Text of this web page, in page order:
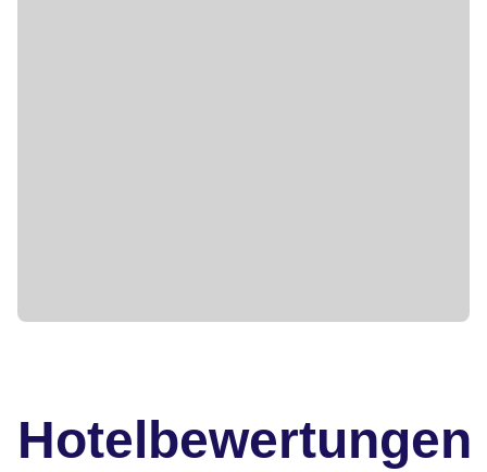
Hotelbewertungen